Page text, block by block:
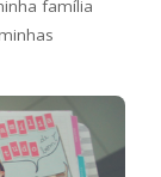
família